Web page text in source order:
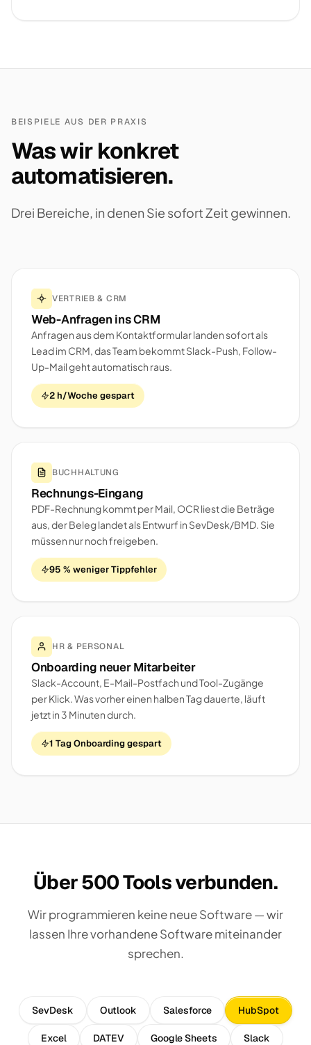
BEISPIELE AUS DER PRAXIS
Was wir konkret
automatisieren.
Drei Bereiche, in denen Sie sofort Zeit gewinnen.
VERTRIEB & CRM
Web-Anfragen ins CRM
Anfragen aus dem Kontaktformular landen sofort als
Lead im CRM, das Team bekommt Slack-Push, Follow-
Up-Mail geht automatisch raus.
2 h/Woche gespart
BUCHHALTUNG
Rechnungs-Eingang
PDF-Rechnung kommt per Mail, OCR liest die Beträge
aus, der Beleg landet als Entwurf in SevDesk/BMD. Sie
müssen nur noch freigeben.
95 % weniger Tippfehler
HR & PERSONAL
Onboarding neuer Mitarbeiter
Slack-Account, E-Mail-Postfach und Tool-Zugänge
per Klick. Was vorher einen halben Tag dauerte, läuft
jetzt in 3 Minuten durch.
1 Tag Onboarding gespart
Über 500 Tools verbunden.
Wir programmieren keine neue Software — wir
lassen Ihre vorhandene Software miteinander
sprechen.
SevDesk Outlook Salesforce HubSpot
Excel DATEV Google Sheets Slack